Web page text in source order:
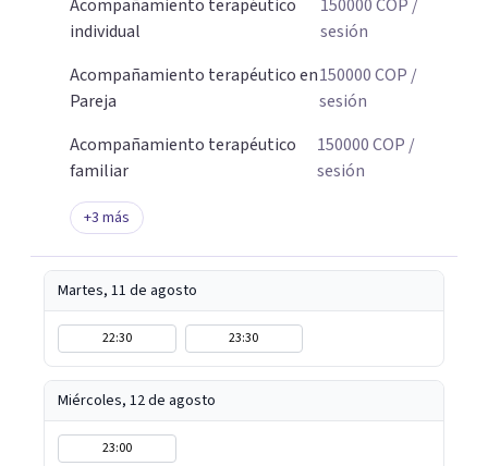
Acompañamiento terapéutico
individual
150000COP /
sesión
Acompañamiento terapéutico en
Pareja
150000COP /
sesión
Acompañamiento terapéutico
familiar
150000COP /
sesión
+3 más
Martes, 11 de agosto
22:30 23:30
Miércoles, 12 de agosto
23:00